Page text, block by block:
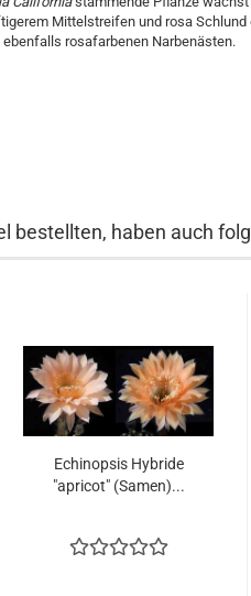
Mittelstreifen und rosa
rosafarbenen Narbenästen.
bestellten, haben auch
Echinopsis Hybride
"apricot" (Samen)...